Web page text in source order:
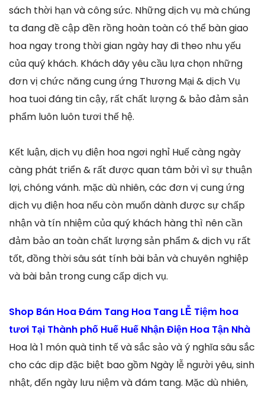
sách thời hạn và công sức. Những dịch vụ mà chúng
ta đang đề cập đền rồng hoàn toàn có thể bàn giao
hoa ngay trong thời gian ngày hay đi theo nhu yếu
của quý khách. Khách dãy yêu cầu lựa chọn những
đơn vị chức năng cung ứng Thương Mại & dịch Vụ
hoa tuoi đáng tin cậy, rất chất lượng & bảo đảm sản
phẩm luôn luôn tươi thế hệ.
Kết luận, dịch vụ điện hoa ngơi nghỉ Huế càng ngày
càng phát triển & rất được quan tâm bởi vì sự thuận
lợi, chóng vánh. mặc dù nhiên, các đơn vị cung ứng
dịch vụ điện hoa nếu còn muốn dành được sự chấp
nhận và tín nhiệm của quý khách hàng thì nên cần
đảm bảo an toàn chất lượng sản phẩm & dịch vụ rất
tốt, đồng thời sâu sát tính bài bản và chuyên nghiệp
và bài bản trong cung cấp dịch vụ.
Shop Bán Hoa Đám Tang Hoa Tang LỄ Tiệm hoa
tươi Tại Thành phố Huế Huế Nhận Điện Hoa Tận Nhà
Hoa là 1 món quà tinh tế và sắc sảo và ý nghĩa sâu sắc
cho các dịp đặc biệt bao gồm Ngày lễ người yêu, sinh
nhật, đến ngày lưu niệm và đám tang. Mặc dù nhiên,